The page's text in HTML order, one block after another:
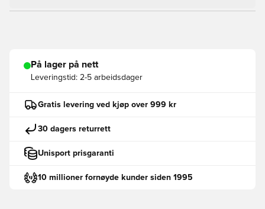
På lager på nett
Leveringstid: 2-5 arbeidsdager
Gratis levering ved kjøp over 999 kr
30 dagers returrett
Unisport prisgaranti
10 millioner fornøyde kunder siden 1995